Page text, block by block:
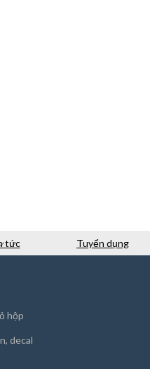
tức Tuyển dụng
hộp
decal